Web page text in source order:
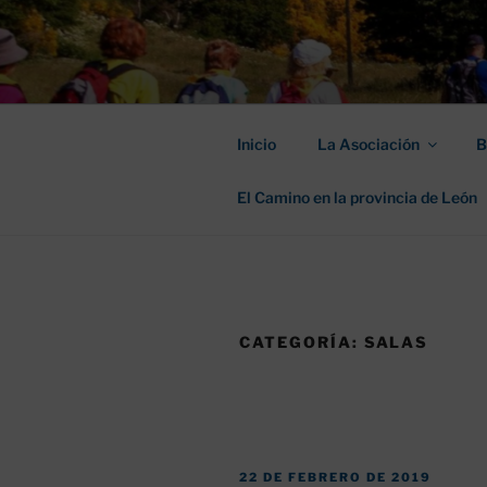
Saltar
al
contenido
SANTIAGO
Inicio La Asociación
El Camino en la provincia de León
CATEGORÍA: SALAS
PUBLICADO
22 DE FEBRERO DE 2019